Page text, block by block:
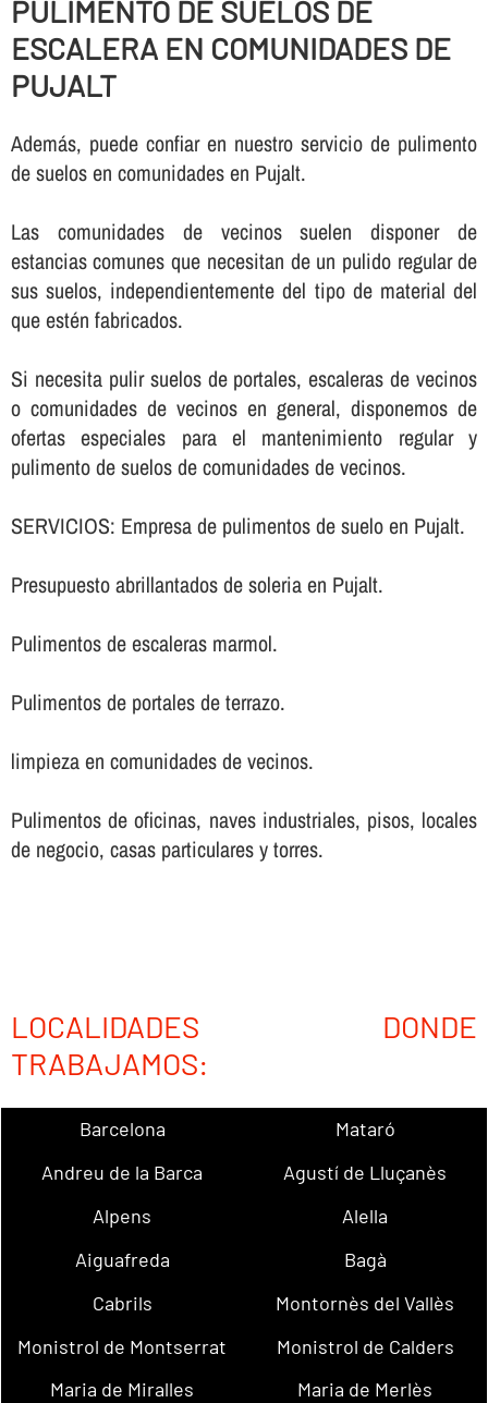
PULIMENTO DE SUELOS DE
ESCALERA EN COMUNIDADES DE
PUJALT
Además, puede confiar en nuestro servicio de pulimento
de suelos en comunidades en Pujalt.
Las comunidades de vecinos suelen disponer de
estancias comunes que necesitan de un pulido regular de
sus suelos, independientemente del tipo de material del
que estén fabricados.
Si necesita pulir suelos de portales, escaleras de vecinos
o comunidades de vecinos en general, disponemos de
ofertas especiales para el mantenimiento regular y
pulimento de suelos de comunidades de vecinos.
SERVICIOS: Empresa de pulimentos de suelo en Pujalt.
Presupuesto abrillantados de soleria en Pujalt.
Pulimentos de escaleras marmol.
Pulimentos de portales de terrazo.
limpieza en comunidades de vecinos.
Pulimentos de oficinas, naves industriales, pisos, locales
de negocio, casas particulares y torres.
LOCALIDADES DONDE
TRABAJAMOS:
Barcelona
Mataró
Andreu de la Barca
Agustí de Lluçanès
Alpens
Alella
Aiguafreda
Bagà
Cabrils
Montornès del Vallès
Monistrol de Montserrat
Monistrol de Calders
Maria de Miralles
Maria de Merlès